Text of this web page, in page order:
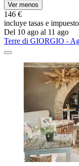
Ver menos
146 €
incluye tasas e
Del 10 ago al 11 ago
Terre di GIORGIO -